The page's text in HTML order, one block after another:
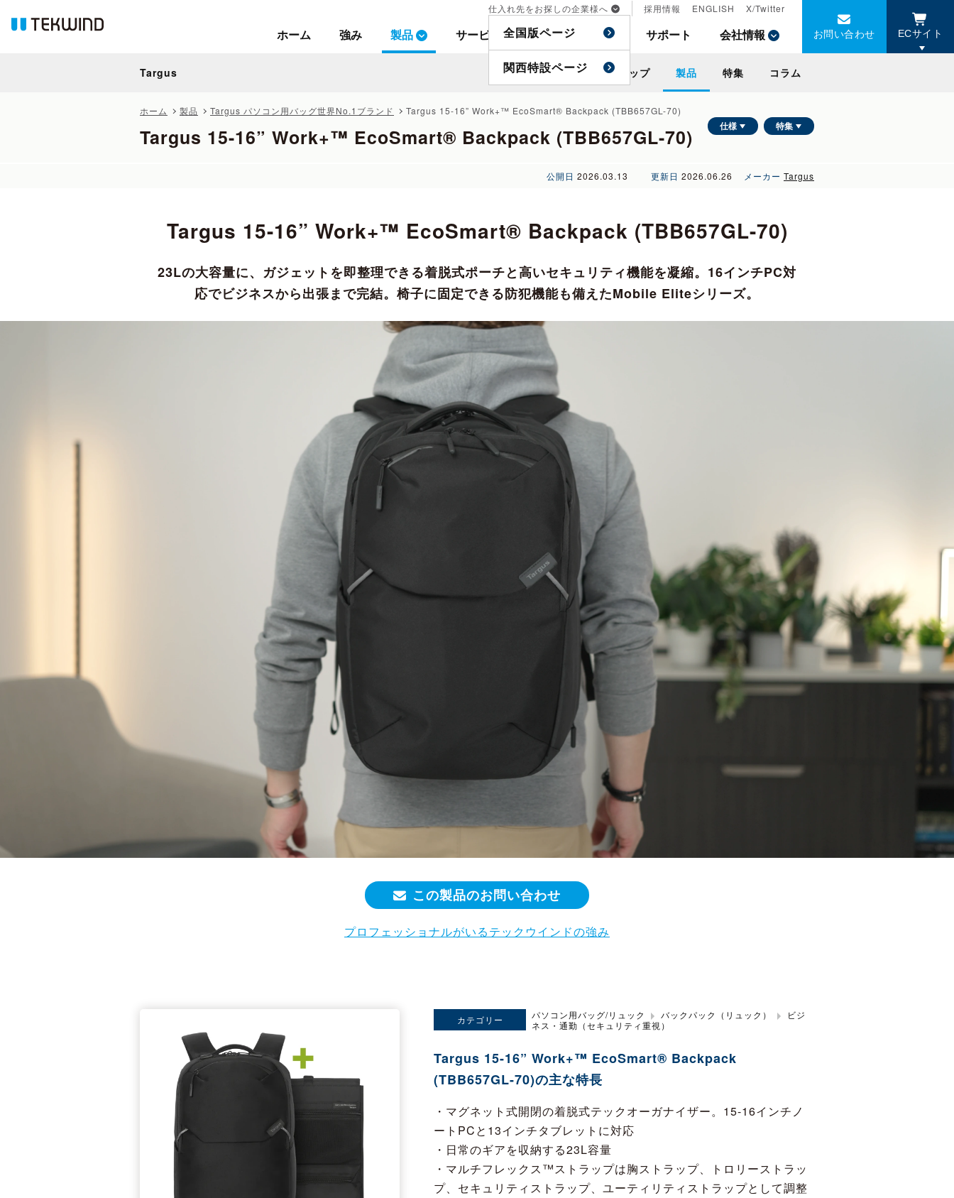
ホーム 強み 製品 サービス 事例 特集 サポート 会社情報
仕入れ先をお探しの企業様へ
全国版ページ
関西特設ページ
採用情報 ENGLISH X/Twitter
お問い合わせ ECサイト
Targus トップ 製品 特集 コラム
ホーム 製品 Targus パソコン用バッグ世界No.1ブランド Targus 15-16” Work+™ EcoSmart® Backpack (TBB657GL-70)
Targus 15-16” Work+™ EcoSmart® Backpack (TBB657GL-70) 仕様 特集
公開日 2026.03.13 更新日 2026.06.26 メーカー Targus
ホーム 強み 製品 サービス 事例 特集 サポート 会社情報
仕入れ先をお探しの企業様へ
全国版ページ
関西特設ページ
採用情報 ENGLISH X/Twitter
お問い合わせ ECサイト
Targus トップ 製品 特集 コラム
Targus 15-16” Work+™ EcoSmart® Backpack (TBB657GL-70)
23Lの大容量に、ガジェットを即整理できる着脱式ポーチと高いセキュリティ機能を凝縮。16インチPC対
応でビジネスから出張まで完結。椅子に固定できる防犯機能も備えたMobile Eliteシリーズ。
この製品のお問い合わせ
プロフェッショナルがいるテックウインドの強み
カテゴリー パソコン用バッグ/リュック バックパック（リュック）
ビジ
ネス・通勤（セキュリティ重視）
Targus 15-16” Work+™ EcoSmart® Backpack
(TBB657GL-70)の主な特長
・マグネット式開閉の着脱式テックオーガナイザー。15-16インチノ
ートPCと13インチタブレットに対応
・日常のギアを収納する23L容量
・マルチフレックス™ストラップは胸ストラップ、トロリーストラッ
プ、セキュリティストラップ、ユーティリティストラップとして調整